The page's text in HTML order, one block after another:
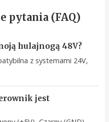
pytania (FAQ)
hulajnogą 48V?
z systemami 24V,
jest